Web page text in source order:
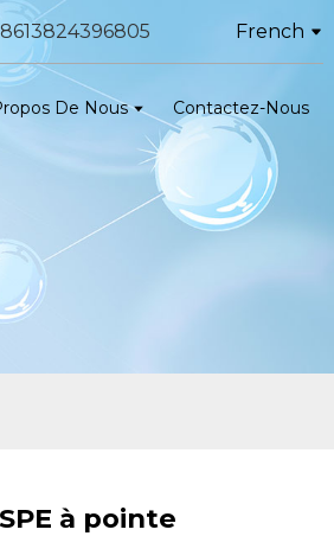
French
De Nous Contactez-Nous
à pointe